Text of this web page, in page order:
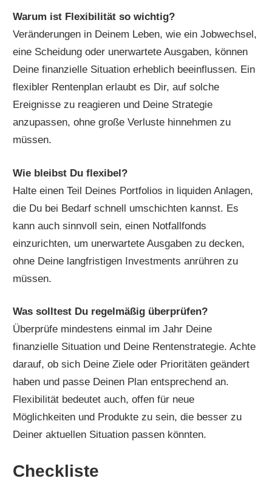
Warum ist Flexibilität so wichtig?
Veränderungen in Deinem Leben, wie ein Jobwechsel,
eine Scheidung oder unerwartete Ausgaben, können
Deine finanzielle Situation erheblich beeinflussen. Ein
flexibler Rentenplan erlaubt es Dir, auf solche
Ereignisse zu reagieren und Deine Strategie
anzupassen, ohne große Verluste hinnehmen zu
müssen.
Wie bleibst Du flexibel?
Halte einen Teil Deines Portfolios in liquiden Anlagen,
die Du bei Bedarf schnell umschichten kannst. Es
kann auch sinnvoll sein, einen Notfallfonds
einzurichten, um unerwartete Ausgaben zu decken,
ohne Deine langfristigen Investments anrühren zu
müssen.
Was solltest Du regelmäßig überprüfen?
Überprüfe mindestens einmal im Jahr Deine
finanzielle Situation und Deine Rentenstrategie. Achte
darauf, ob sich Deine Ziele oder Prioritäten geändert
haben und passe Deinen Plan entsprechend an.
Flexibilität bedeutet auch, offen für neue
Möglichkeiten und Produkte zu sein, die besser zu
Deiner aktuellen Situation passen könnten.
Checkliste